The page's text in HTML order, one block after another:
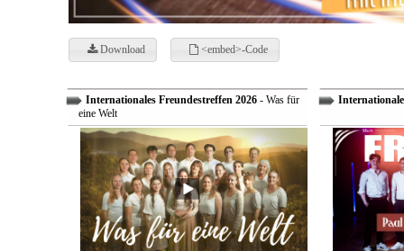
Download <embed>-Code
Internationales Freundestreffen 2026- Was für
eine Welt